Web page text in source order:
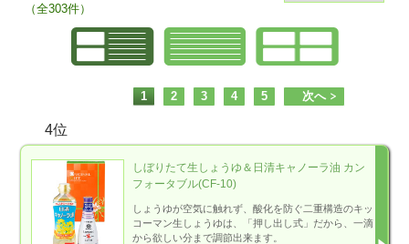
（全303件）
1 2 3 4 5 次へ
4位
しぼりたて生しょうゆ＆日清キャノーラ油 カン
フォータブル(CF-10)
しょうゆが空気に触れず、酸化を防ぐ二重構造のキッ
コーマン生しょうゆは、「押し出し式」だから、一滴
から欲しい分まで調節出来ます。